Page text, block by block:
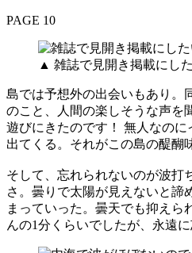
PAGE 10
▲ 雑誌で見開き掲載にし
島では予想外の出会いもあり。
のこと、人間の楽しそうな声を
遊びにきたのです！ 無人なのに
出てくる。それがこの島の醍醐
そして、忘れられないのが波打
さ。曇りで太陽が見えないと諦
まっていった。曇天でも抑えら
んの1分くらいでしたが、永遠